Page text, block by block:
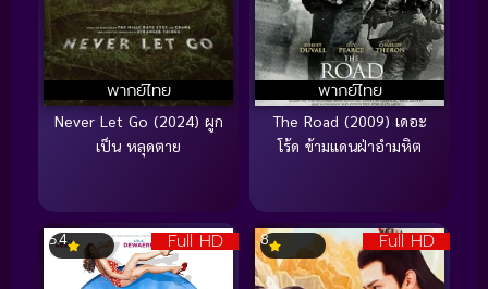
พากย์ไทย
Never Let Go (2024) ผูก
เป็น หลุดตาย
พากย์ไทย
The Road (2009) เดอะ
โร้ด ข้ามแดนฝ่าอำมหิต
Full HD
5.4 Full HD
8